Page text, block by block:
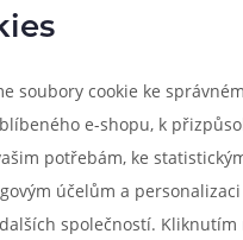
Uvedené rozměry skla jsou
modely atomizérů, byť se
rozměrově shodovat.
soubory cookie ke
e-shopu, k
potřebám, ke
účelům a
společností. Kliknutím